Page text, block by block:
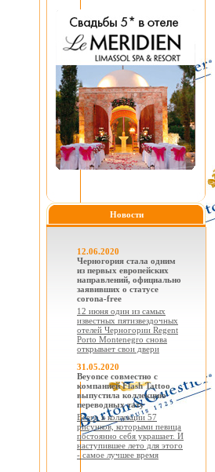
Новости
12.06.2020
Черногория стала одним
из первых европейских
направлений, официально
заявивших о статусе
corona-free
12 июня один из самых
известных пятизвездочных
отелей Черногории Regent
Porto Montenegro снова
открывает свои двери
31.05.2020
Beyonce совместно с
компанией Flash Tattoo
выпустила коллекцию
переводных тату
Всего в коллекции 57
рисунков, которыми певица
постоянно себя украшает. И
наступившее лето для этого
- самое лучшее время